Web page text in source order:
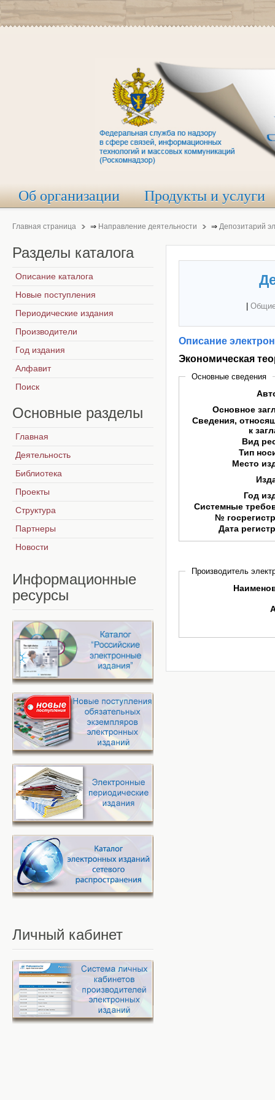
Об организации Продукты и услуги
Главная страница ⇒ Направление деятельности ⇒ Депозитарий
Описание
Экономическая
Основные сведения
Основное
Сведения,
к
Вид
Тип
Место
Год
Системные
№
Дата
Производитель
Разделы каталога
Описание каталога
Новые поступления
Периодические издания
Производители
Год издания
Алфавит
Поиск
Основные разделы
Главная
Деятельность
Библиотека
Проекты
Структура
Партнеры
Новости
Информационные
ресурсы
Личный кабинет